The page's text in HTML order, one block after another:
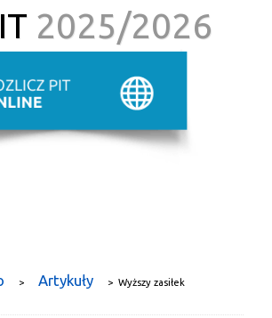
2025/2026
> Artykuły > Wyższy zasiłek